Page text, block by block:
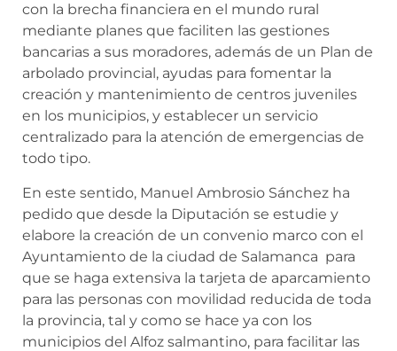
con la brecha financiera en el mundo rural
mediante planes que faciliten las gestiones
bancarias a sus moradores, además de un Plan de
arbolado provincial, ayudas para fomentar la
creación y mantenimiento de centros juveniles
en los municipios, y establecer un servicio
centralizado para la atención de emergencias de
todo tipo.
En este sentido, Manuel Ambrosio Sánchez ha
pedido que desde la Diputación se estudie y
elabore la creación de un convenio marco con el
Ayuntamiento de la ciudad de Salamanca para
que se haga extensiva la tarjeta de aparcamiento
para las personas con movilidad reducida de toda
la provincia, tal y como se hace ya con los
municipios del Alfoz salmantino, para facilitar las